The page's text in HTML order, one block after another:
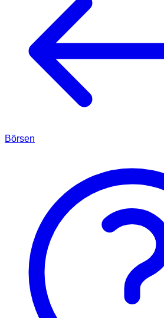
Börsen